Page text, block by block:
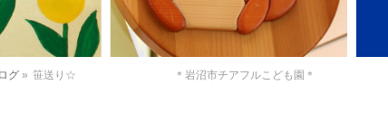
グ » 笹送り☆ ＊岩沼市チアフルこども園＊